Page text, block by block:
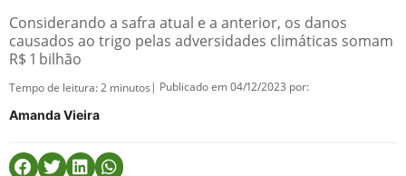
Considerando a safra atual e a anterior, os danos
causados ao trigo pelas adversidades climáticas somam
R$ 1 bilhão
Tempo de leitura:2 minutos | Publicado em 04/12/2023 por:
Amanda Vieira